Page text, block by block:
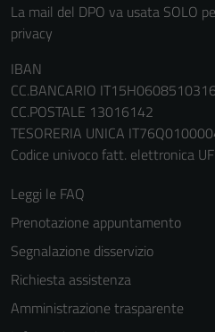
La mail del DPO va usata SOLO
privacy
IBAN
CC.BANCARIO
CC.POSTALE 13016142
TESORERIA UNICA
Codice univoco fatt. elettronica
Leggi le FAQ
Prenotazione appuntamento
Segnalazione disservizio
Richiesta assistenza
Amministrazione trasparente